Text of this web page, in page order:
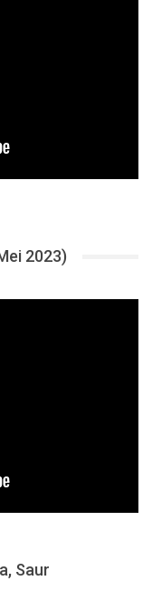
2023)
Saur